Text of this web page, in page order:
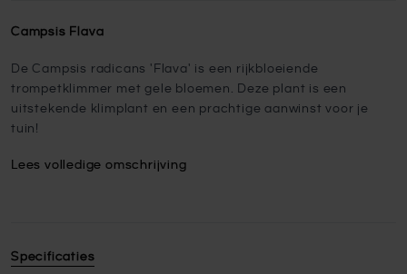
Campsis Flava
De Campsis radicans 'Flava' is een rijkbloeiende
trompetklimmer met gele bloemen. Deze plant is een
uitstekende klimplant en een prachtige aanwinst voor je
tuin!
Lees volledige omschrijving
Specificaties